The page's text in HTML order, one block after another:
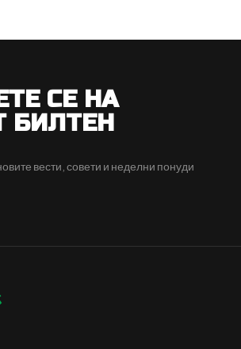
СЕ НА
БИЛТЕН
вести, совети и неделни понуди